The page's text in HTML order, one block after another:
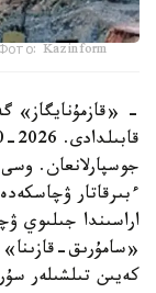
Kazinform
- «قازمۇنايگاز»
ءبىرقاتار
اراسىندا جىلىوي
«سامۇرىق-
كەيىن تىلشىلەر